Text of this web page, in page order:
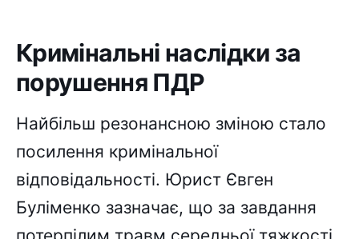
Кримінальні наслідки за
порушення ПДР
Найбільш резонансною зміною стало
посилення кримінальної
відповідальності. Юрист Євген
Буліменко зазначає, що за завдання